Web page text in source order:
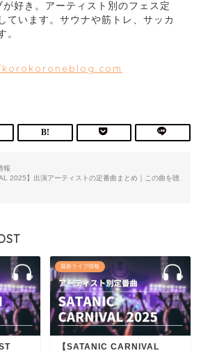
好き。アーティスト別のフェス定
ています。サウナや筋トレ、サッカ
。
報
2025】出演アーティストの定番曲まとめ｜この曲を聴
最新ライブ情報
【SATANIC CARNIVAL